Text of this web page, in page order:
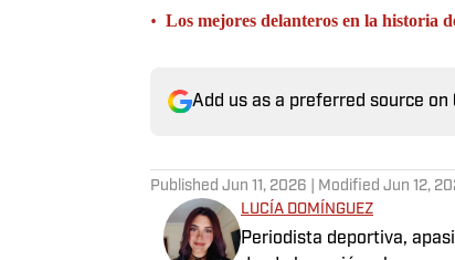
• Los mejores delanteros en la historia
Add us as a preferred source on
Published Jun 11, 2026 | Modified Jun 12,
LUCÍA DOMÍNGUEZ
Periodista deportiva,